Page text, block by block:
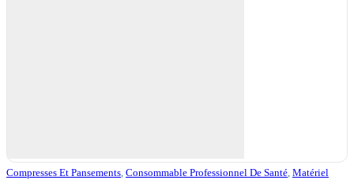
Compresses Et Pansements, Consommable Professionnel De Santé, Matériel